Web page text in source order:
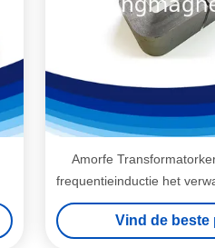
Amorfe
frequentieinductie het
Vind de beste